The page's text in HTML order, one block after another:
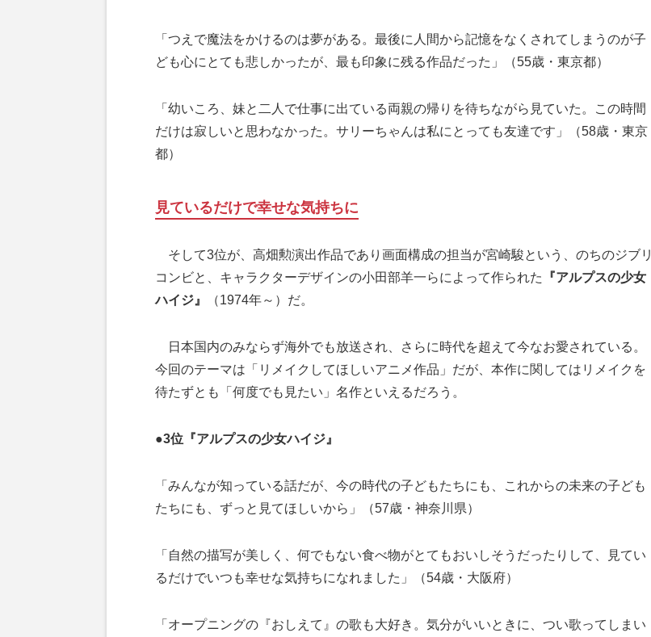
「つえで魔法をかけるのは夢がある。最後に人間から記憶をなくされてしまうのが子
ども心にとても悲しかったが、最も印象に残る作品だった」（55歳・東京都）
「幼いころ、妹と二人で仕事に出ている両親の帰りを待ちながら見ていた。この時間
だけは寂しいと思わなかった。サリーちゃんは私にとっても友達です」（58歳・東京
都）
見ているだけで幸せな気持ちに
そして3位が、高畑勲演出作品であり画面構成の担当が宮崎駿という、のちのジブリ
コンビと、キャラクターデザインの小田部羊一らによって作られた
『アルプスの少女
ハイジ』
（1974年～）だ。
日本国内のみならず海外でも放送され、さらに時代を超えて今なお愛されている。
今回のテーマは「リメイクしてほしいアニメ作品」だが、本作に関してはリメイクを
待たずとも「何度でも見たい」名作といえるだろう。
●3位『アルプスの少女ハイジ』
「みんなが知っている話だが、今の時代の子どもたちにも、これからの未来の子ども
たちにも、ずっと見てほしいから」（57歳・神奈川県）
「自然の描写が美しく、何でもない食べ物がとてもおいしそうだったりして、見てい
るだけでいつも幸せな気持ちになれました」（54歳・大阪府）
「オープニングの『おしえて』の歌も大好き。気分がいいときに、つい歌ってしまい